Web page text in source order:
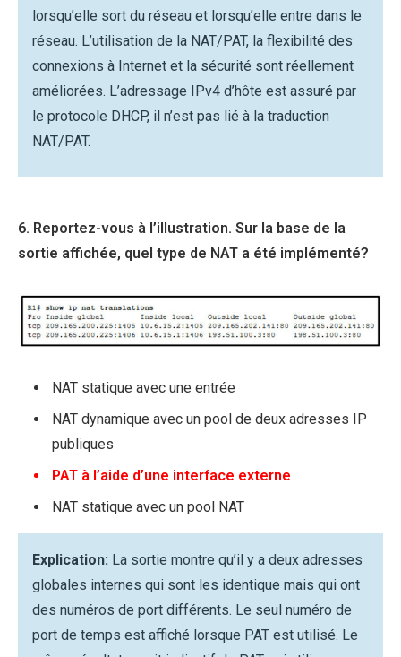
lorsqu’elle sort du réseau et lorsqu’elle entre dans le
réseau. L’utilisation de la NAT/PAT, la flexibilité des
connexions à Internet et la sécurité sont réellement
améliorées. L’adressage IPv4 d’hôte est assuré par
le protocole DHCP, il n’est pas lié à la traduction
NAT/PAT.
6. Reportez-vous à l’illustration. Sur la base de la
sortie affichée, quel type de NAT a été implémenté?
NAT statique avec une entrée
NAT dynamique avec un pool de deux adresses IP
publiques
PAT à l’aide d’une interface externe
NAT statique avec un pool NAT
Explication: La sortie montre qu’il y a deux adresses
globales internes qui sont les identique mais qui ont
des numéros de port différents. Le seul numéro de
port de temps est affiché lorsque PAT est utilisé. Le